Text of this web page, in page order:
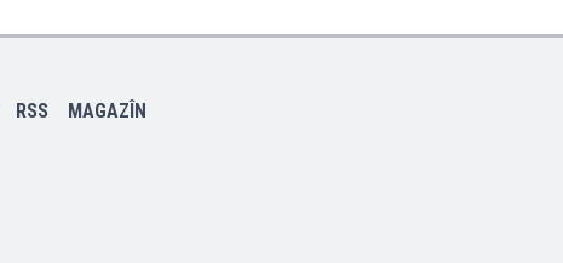
RSS MAGAZÎN